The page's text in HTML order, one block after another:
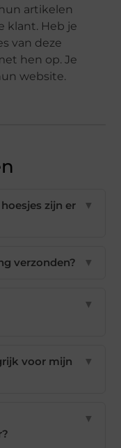
artikelen
klant. Heb je
van deze
hen op. Je
website.
zijn er
▼
verzonden? ▼
▼
voor mijn
▼
▼